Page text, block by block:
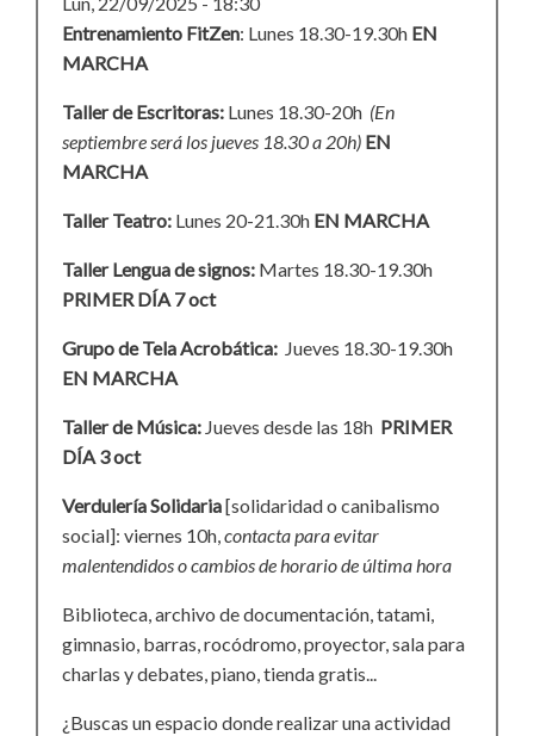
Entrenamiento FitZen: Lunes 18.30-19.30h EN
MARCHA
Taller de Escritoras: Lunes 18.30-20h (En
septiembre será los jueves 18.30 a 20h) EN
MARCHA
Taller Teatro: Lunes 20-21.30h EN MARCHA
Taller Lengua de signos: Martes 18.30-19.30h
PRIMER DÍA 7 oct
Grupo de Tela Acrobática: Jueves 18.30-19.30h
EN MARCHA
Taller de Música: Jueves desde las 18h PRIMER
DÍA 3 oct
Verdulería Solidaria[solidaridad o canibalismo
social]: viernes 10h,contacta para evitar
malentendidos o cambios de horario de última hora
Biblioteca, archivo de documentación, tatami,
gimnasio, barras, rocódromo, proyector, sala para
charlas y debates, piano, tienda gratis...
¿Buscas un espacio donde realizar una actividad